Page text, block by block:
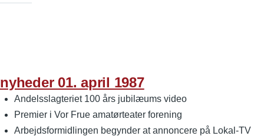
nyheder 01. april 1987
Andelsslagteriet 100 års jubilæums video
Premier i Vor Frue amatørteater forening
Arbejdsformidlingen begynder at annoncere på Lokal-TV